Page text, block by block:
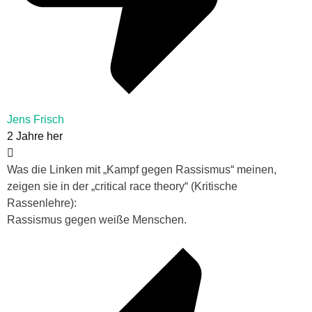
Jens Frisch
2 Jahre her
Was die Linken mit „Kampf gegen Rassismus“ meinen,
zeigen sie in der „critical race theory“ (Kritische
Rassenlehre):
Rassismus gegen weiße Menschen.